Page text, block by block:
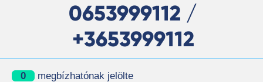
0653999112 /
+3653999112
0
megbízhatónak jelölte